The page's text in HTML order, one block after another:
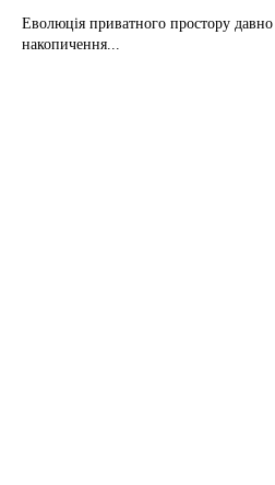
Еволюція приватного простору
накопичення...